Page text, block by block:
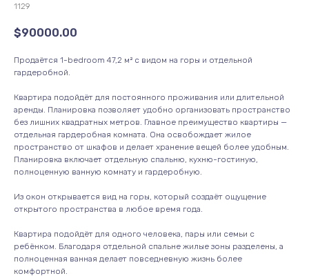
1129
$90000.00
Продаётся 1-bedroom 47,2 м² с видом на горы и отдельной
гардеробной.
Квартира подойдёт для постоянного проживания или длительной
аренды. Планировка позволяет удобно организовать пространство
без лишних квадратных метров. Главное преимущество квартиры —
отдельная гардеробная комната. Она освобождает жилое
пространство от шкафов и делает хранение вещей более удобным.
Планировка включает отдельную спальню, кухню-гостиную,
полноценную ванную комнату и гардеробную.
Из окон открывается вид на горы, который создаёт ощущение
открытого пространства в любое время года.
Квартира подойдёт для одного человека, пары или семьи с
ребёнком. Благодаря отдельной спальне жилые зоны разделены, а
полноценная ванная делает повседневную жизнь более
комфортной.